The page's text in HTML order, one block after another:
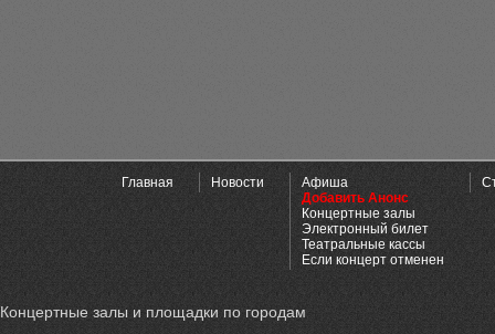
Главная Новости
Афиша
Добавить Анонс
Концертные залы
Электронный билет
Театральные кассы
Если концерт отменен
Концертные залы и площадки по городам